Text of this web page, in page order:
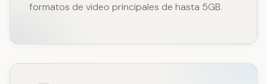
formatos de video principales de hasta 5GB.